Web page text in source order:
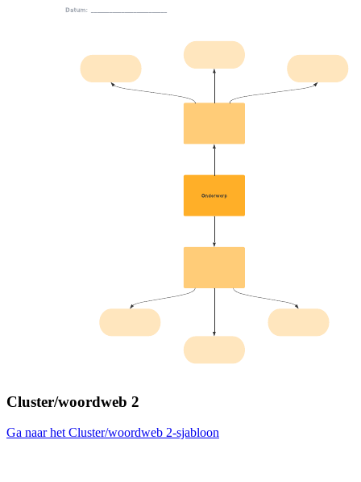
Cluster/woordweb 2
Ga naar het Cluster/woordweb 2-sjabloon